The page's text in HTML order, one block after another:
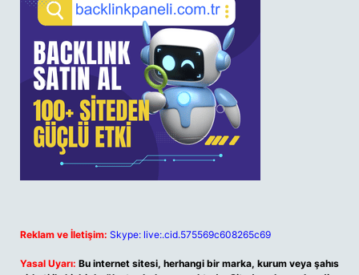
Reklam ve İletişim: Skype: live:.cid.575569c608265c69
Yasal Uyarı: Bu internet sitesi, herhangi bir marka, kurum veya şahıs